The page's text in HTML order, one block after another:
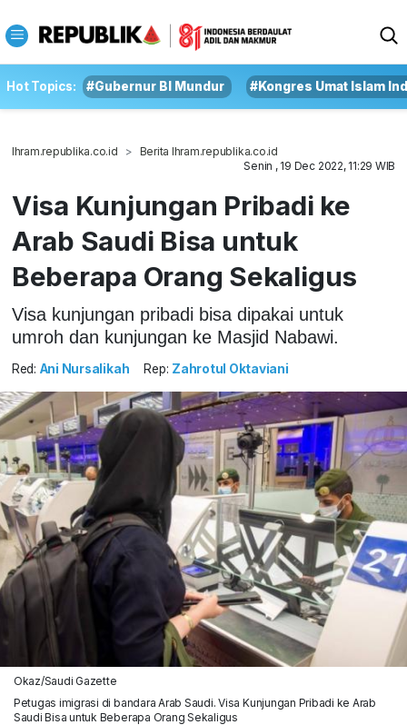
Hot Topics: #Gubernur BI Mundur #Kongres Umat Islam
Ihram.republika.co.id
Berita Ihram.republika.co.id
Senin , 19 Dec 2022, 11:29 WIB
Visa Kunjungan Pribadi ke
Arab Saudi Bisa untuk
Beberapa Orang Sekaligus
Visa kunjungan pribadi bisa dipakai untuk
umroh dan kunjungan ke Masjid Nabawi.
Red: Ani Nursalikah Rep: Zahrotul Oktaviani
Okaz/Saudi Gazette
Petugas imigrasi di bandara Arab Saudi. Visa Kunjungan Pribadi ke Arab
Saudi Bisa untuk Beberapa Orang Sekaligus